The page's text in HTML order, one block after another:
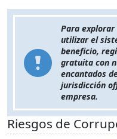
Para
utilizar el
beneficio,
gratuita con
encantados
jurisdicción
empresa.
Riesgos de